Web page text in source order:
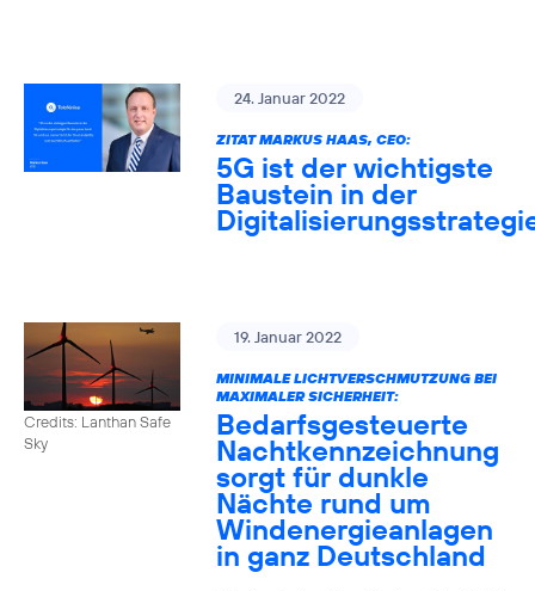
24. Januar 2022
ZITAT MARKUS HAAS, CEO:
5G ist der wichtigste
Baustein in der
Credits: Lanthan Safe
Sky
19. Januar 2022
MINIMALE LICHTVERSCHMUTZUNG BEI
MAXIMALER SICHERHEIT:
Bedarfsgesteuerte
Nachtkennzeichnung
sorgt für dunkle
Nächte rund um
Windenergieanlagen
in ganz Deutschland